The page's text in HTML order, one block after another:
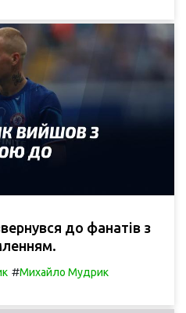
до фанатів з
#Михайло Мудрик